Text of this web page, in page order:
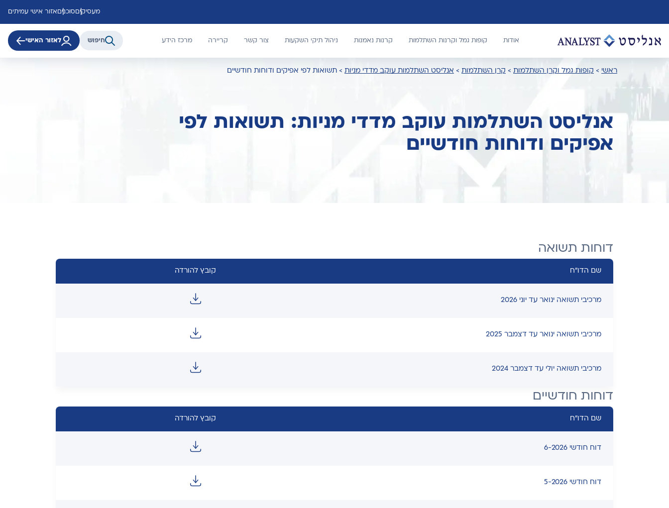
מעסיקים סוכנים אזור אישי עמיתים
אודות קופות גמל וקרנות השתלמות קרנות נאמנות ניהול תיקי השקעות צור קשר קריירה מרכז הידע חיפוש לאזור האישי
ראשי > קופות גמל וקרן השתלמות > קרן השתלמות > אנליסט השתלמות עוקב מדדי מניות > תשואות לפי אפיקים ודוחות חודשיים
אנליסט השתלמות עוקב מדדי מניות: תשואות לפי
אפיקים ודוחות חודשיים
דוחות תשואה
שם הדו"ח קובץ להורדה
מרכיבי תשואה ינואר עד יוני 2026
מרכיבי תשואה ינואר עד דצמבר 2025
מרכיבי תשואה יולי עד דצמבר 2024
דוחות חודשיים
שם הדו"ח קובץ להורדה
דוח חודשי 6-2026
דוח חודשי 5-2026